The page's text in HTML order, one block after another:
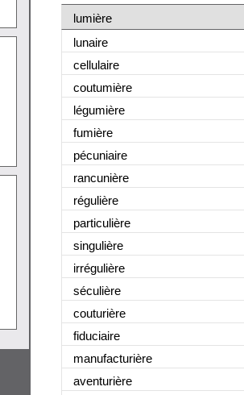
lumière
lunaire
cellulaire
coutumière
légumière
fumière
pécuniaire
rancunière
régulière
particulière
singulière
irrégulière
séculière
couturière
fiduciaire
manufacturière
aventurière